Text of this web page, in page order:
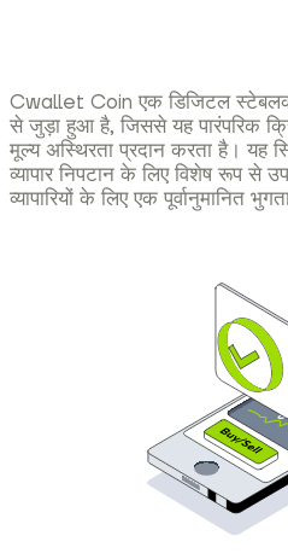
Cwallet Coin एक डिजिटल
से जुड़ा हुआ है, जिससे यह पारंपरिक
मूल्य अस्थिरता प्रदान करता है।
व्यापार निपटान के लिए विशेष रूप से
व्यापारियों के लिए एक पूर्वानुमानित